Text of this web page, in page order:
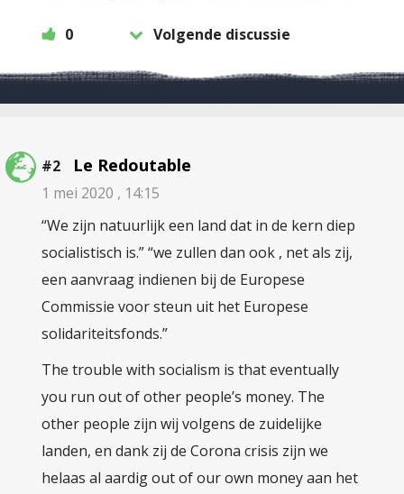
0 Volgende discussie
#2 Le Redoutable
1 mei 2020 , 14:15
“We zijn natuurlijk een land dat in de kern diep
socialistisch is.” “we zullen dan ook , net als zij,
een aanvraag indienen bij de Europese
Commissie voor steun uit het Europese
solidariteitsfonds.”
The trouble with socialism is that eventually
you run out of other people’s money. The
other people zijn wij volgens de zuidelijke
landen, en dank zij de Corona crisis zijn we
helaas al aardig out of our own money aan het